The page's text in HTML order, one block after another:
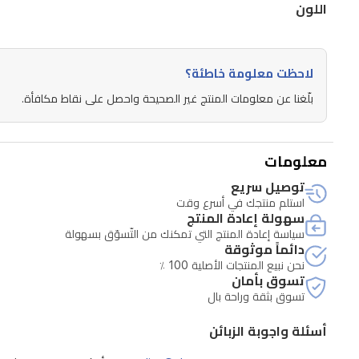
الواي
ودعم
التطبيق
المخصص،
يمكنك
جلسات
التنظيف
أو
التحكم
في
الجهاز
اللون
لاحظت معلومة خاطئة؟
بلّغنا عن معلومات المنتج غير الصحيحة واحصل على نقاط مكافأة.
معلومات
توصيل سريع
استلم منتجك في أسرع وقت
سهولة إعادة المنتج
سياسة إعادة المنتج التي تمكنك من التّسوّق بسهولة
دائماً موثوقة
نحن نبيع المنتجات الأصلية 100 ٪
تسوق بأمان
تسوق بثقة وراحة بال
أسئلة واجوبة الزبائن